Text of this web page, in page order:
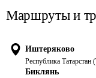
Маршруты и
Иштеряково
Республика Татарстан
Биклянь